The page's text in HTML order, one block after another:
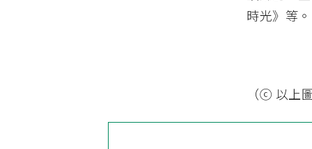
時光》等。
（ⓒ 以上